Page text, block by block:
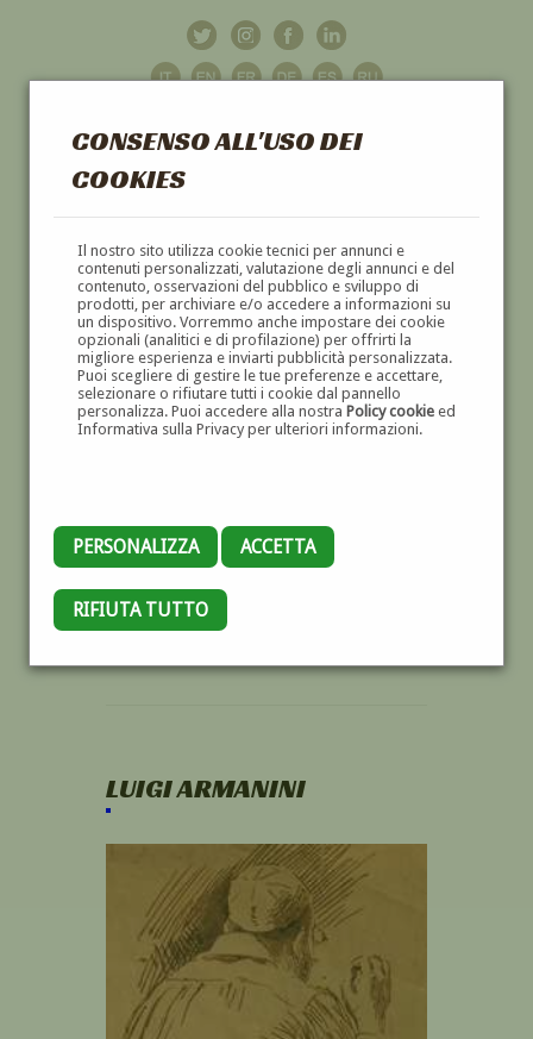
CONSENSO ALL'USO DEI
COOKIES
Il nostro sito utilizza cookie tecnici per annunci e
contenuti personalizzati, valutazione degli annunci e del
contenuto, osservazioni del pubblico e sviluppo di
prodotti, per archiviare e/o accedere a informazioni su
un dispositivo. Vorremmo anche impostare dei cookie
opzionali (analitici e di profilazione) per offrirti la
migliore esperienza e inviarti pubblicità personalizzata.
Puoi scegliere di gestire le tue preferenze e accettare,
selezionare o rifiutare tutti i cookie dal pannello
personalizza. Puoi accedere alla nostra Policy cookieed
Informativa sulla Privacy per ulteriori informazioni.
PERSONALIZZA ACCETTA
RIFIUTA TUTTO
GALLERIAD'ARTE
DIPINTI E SCULTURE '800 E '900
LUIGI ARMANINI